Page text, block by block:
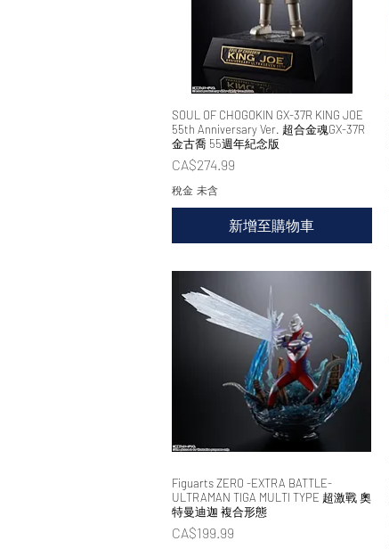
快速瀏覽
SOUL OF CHOGOKIN GX-37R KING JOE
55th Anniversary Ver. 超合金魂GX-37R
金古喬 55週年紀念版
價格
CA$274.99
稅金 未含
新增至購物車
快速瀏覽
Figuarts ZERO -EXTRA BATTLE-
ULTRAMAN TIGA MULTI TYPE 超激戰 奧
特曼迪迦 複合形態
價格
CA$199.99